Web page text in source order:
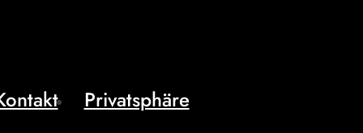
Privatsphäre